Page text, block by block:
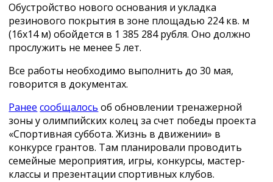
Обустройство нового основания и укладка
резинового покрытия в зоне площадью 224 кв. м
(16х14 м) обойдется в 1 385 284 рубля. Оно должно
прослужить не менее 5 лет.
Все работы необходимо выполнить до 30 мая,
говорится в документах.
Ранее сообщалось об обновлении тренажерной
зоны у олимпийских колец за счет победы проекта
«Спортивная суббота. Жизнь в движении» в
конкурсе грантов. Там планировали проводить
семейные мероприятия, игры, конкурсы, мастер-
классы и презентации спортивных клубов.